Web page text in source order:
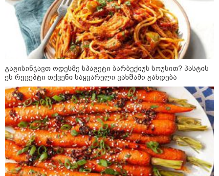
"კიდევ ერთხელ მოვუწოდებ
საქართველოს მთავრობას, მისი
დაუყოვნებლივი და უპირობო
გათავისუფლებისკენ" - რას
წერს ეუთო-ს წარმომადგენელი
მზია ამაღლობელზე?
21:38 / 06-08-2026
"ჩვენთვის ეს ეგზოტიკაა, ჩვენს
სტუმრებს ასე ვუხსნით - ბევრი
სანთელი, ეგზოტიკა და
რომანტიკული საღამოები" -
შალვა ალავერდაშვილი
ელექტროენერგიის გათიშვებზე
კატეგორიის ყველა სიახლე
გაგისინჯავთ ოდესმე სპაგეტი ბარბექიუს სოუსით? პასტის
ეს რეცეპტი თქვენი საყვარელი ვახშამი გახდება